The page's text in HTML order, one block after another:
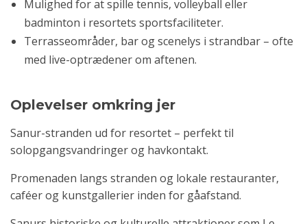
Mulighed for at spille tennis, volleyball eller
badminton i resortets sportsfaciliteter.
Terrasseområder, bar og scenelys i strandbar – ofte
med live-optrædener om aftenen.
Oplevelser omkring jer
Sanur-stranden ud for resortet – perfekt til
solopgangsvandringer og havkontakt.
Promenaden langs stranden og lokale restauranter,
caféer og kunstgallerier inden for gåafstand.